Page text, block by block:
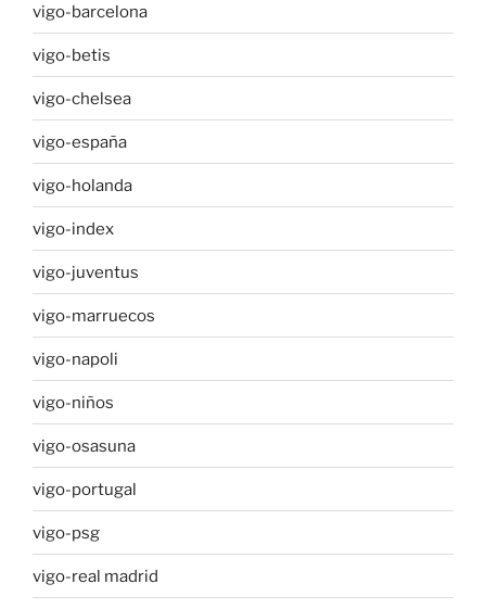
vigo-barcelona
vigo-betis
vigo-chelsea
vigo-españa
vigo-holanda
vigo-index
vigo-juventus
vigo-marruecos
vigo-napoli
vigo-niños
vigo-osasuna
vigo-portugal
vigo-psg
vigo-real madrid